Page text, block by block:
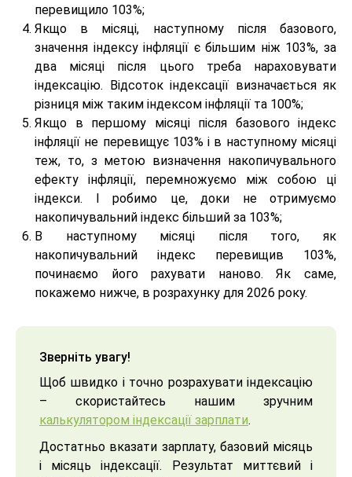
перевищило 103%;
Якщо в місяці, наступному після базового,
значення індексу інфляції є більшим ніж 103%, за
два місяці після цього треба нараховувати
індексацію. Відсоток індексації визначається як
різниця між таким індексом інфляції та 100%;
Якщо в першому місяці після базового індекс
інфляції не перевищує 103% і в наступному місяці
теж, то, з метою визначення накопичувального
ефекту інфляції, перемножуємо між собою ці
індекси. І робимо це, доки не отримуємо
накопичувальний індекс більший за 103%;
В наступному місяці після того, як
накопичувальний індекс перевищив 103%,
починаємо його рахувати наново. Як саме,
покажемо нижче, в розрахунку для 2026 року.
Зверніть увагу!
Щоб швидко і точно розрахувати індексацію
– скористайтесь нашим зручним
калькулятором індексації зарплати.
Достатньо вказати зарплату, базовий місяць
і місяць індексації. Результат миттєвий і